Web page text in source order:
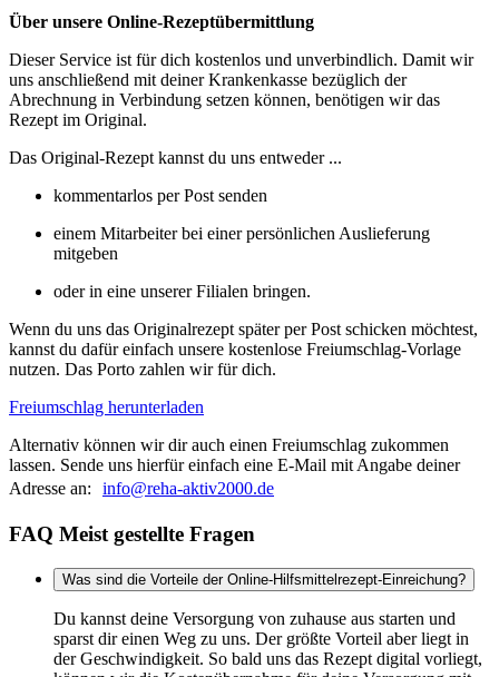
Über unsere Online-Rezeptübermittlung
Dieser Service ist für dich kostenlos und unverbindlich. Damit wir
uns anschließend mit deiner Krankenkasse bezüglich der
Abrechnung in Verbindung setzen können, benötigen wir das
Rezept im Original.
Das Original-Rezept kannst du uns entweder ...
kommentarlos per Post senden
einem Mitarbeiter bei einer persönlichen Auslieferung
mitgeben
oder in eine unserer Filialen bringen.
Wenn du uns das Originalrezept später per Post schicken möchtest,
kannst du dafür einfach unsere kostenlose Freiumschlag-Vorlage
nutzen. Das Porto zahlen wir für dich.
Freiumschlag herunterladen
Alternativ können wir dir auch einen Freiumschlag zukommen
lassen. Sende uns hierfür einfach eine E-Mail mit Angabe deiner
Adresse an: info@reha-aktiv2000.de
FAQ Meist gestellte Fragen
Was sind die Vorteile der Online-Hilfsmittelrezept-Einreichung?
Du kannst deine Versorgung von zuhause aus starten und
sparst dir einen Weg zu uns. Der größte Vorteil aber liegt in
der Geschwindigkeit. So bald uns das Rezept digital vorliegt,